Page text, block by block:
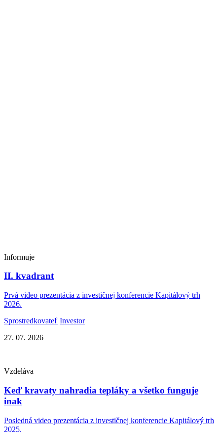
Informuje
II. kvadrant
Prvá video prezentácia z investičnej konferencie Kapitálový trh
2026.
Sprostredkovateľ Investor
27. 07. 2026
Vzdeláva
Keď kravaty nahradia tepláky a všetko funguje
inak
Posledná video prezentácia z investičnej konferencie Kapitálový trh
2025.